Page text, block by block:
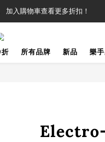
運費），即可享有弦線、配件終
加入購物車查看更多折扣！
運費），即可享有弦線、配件
所有品牌 新品 樂